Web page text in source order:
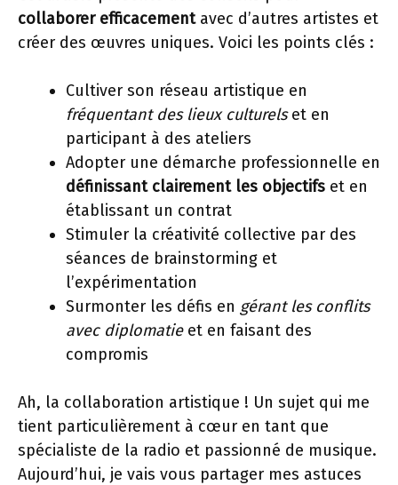
collaborer efficacementavec d’autres artistes et
créer des œuvres uniques. Voici les points clés :
Cultiver son réseau artistique en
fréquentant des lieux culturelset en
participant à des ateliers
Adopter une démarche professionnelle en
définissant clairement les objectifs et en
établissant un contrat
Stimuler la créativité collective par des
séances de brainstorming et
l’expérimentation
Surmonter les défis en gérant les conflits
avec diplomatieet en faisant des
compromis
Ah, la collaboration artistique ! Un sujet qui me
tient particulièrement à cœur en tant que
spécialiste de la radio et passionné de musique.
Aujourd’hui, je vais vous partager mes astuces